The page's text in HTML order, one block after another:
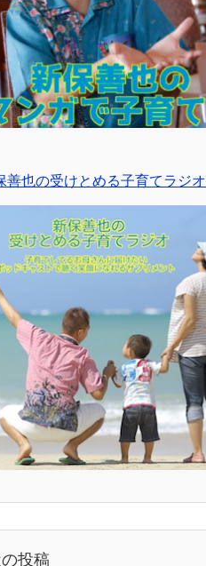
善也の受けとめる子育てラジオ
投稿